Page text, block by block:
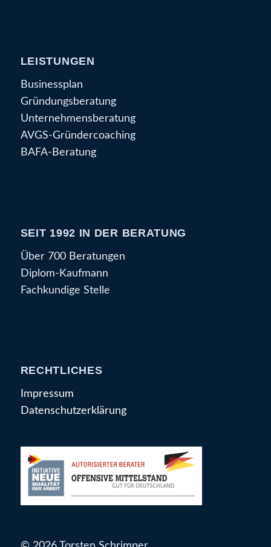
LEISTUNGEN
Businessplan
Gründungsberatung
Unternehmensberatung
AVGS-Gründercoaching
BAFA-Beratung
SEIT 1992 IN DER BERATUNG
Über 700 Beratungen
Diplom-Kaufmann
Fachkundige Stelle
RECHTLICHES
Impressum
Datenschutzerklärung